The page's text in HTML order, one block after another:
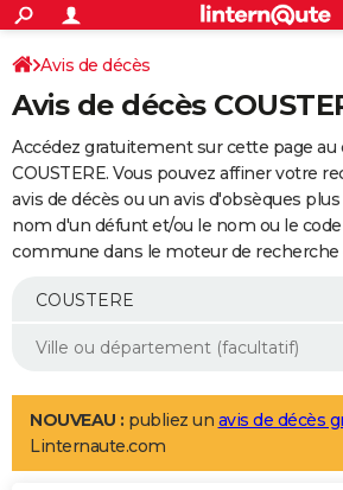
ACTUALITÉS
Politique
Société
Faits Divers
Education
Monde
Villes
+
SPORT
Coupe du monde 2026
Football
Tennis
Cyclisme
Rugby
Forum
Programme TV
TNT
Streaming
Cinéma
Sorties cinéma
Musique
+
FINANCE
Retraite
Epargne
Immobilier
Risques naturels par ville
Banque
Assurance
AUTO
Essais
Réserver un essai
Citadines
Berlines
SUV
Forum auto
+
Mobiles
Meilleur smartphone
Internet
Ordinateurs
Jeux vidéo
Guide high-tech
Aménagement intérieur
LIFESTYLE
Art de vivre
Bien-être
Loisirs
Mode
Modes de vie
Avis de décès
Avis de décès
Accédez gratuitement sur cette page au
COUSTERE. Vous pouvez affiner votre
avis de décès ou un avis d'obsèques
nom d'un défunt et/ou le nom ou le
commune dans le moteur de recherche
NOUVEAU : publiez un avis de décès
Linternaute.com